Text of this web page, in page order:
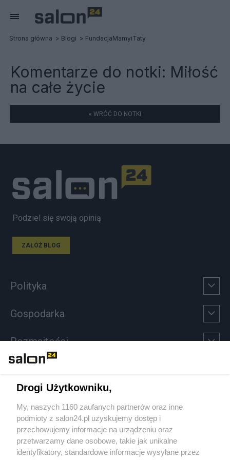
Strona główna Blogi FundacjaMamyiTaty
Komentarze do notki: Miłość
na całe życie
« WRÓĆ DO NOTKI
Podziel się swoją opinią
ZAŁÓŻ BLOG
Polityka
Gospodarka
Rozmaitości
Sport
Społeczeństwo
Kultura
Drogi Użytkowniku,
My, naszych 1160 zaufanych partnerów oraz inne
podmioty z salon24.pl uzyskujemy dostęp i
przechowujemy informacje na urządzeniu oraz
przetwarzamy dane osobowe, takie jak unikalne
identyfikatory, standardowe informacje wysyłane przez